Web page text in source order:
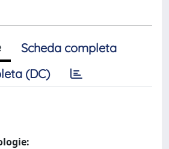
Scheda completa
(DC)